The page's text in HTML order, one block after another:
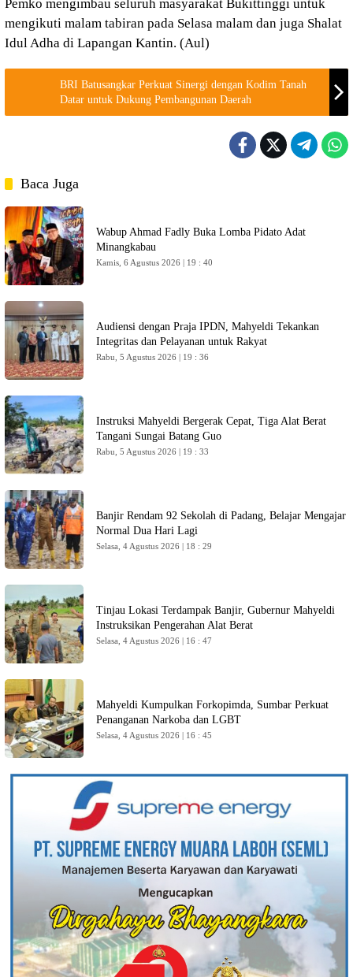
Pemko mengimbau seluruh masyarakat Bukittinggi untuk
mengikuti malam tabiran pada Selasa malam dan juga Shalat
Idul Adha di Lapangan Kantin. (Aul)
BRI Batusangkar Perkuat Sinergi dengan Kodim Tanah
Datar untuk Dukung Pembangunan Daerah
Baca Juga
Wabup Ahmad Fadly Buka Lomba Pidato Adat
Minangkabau
Kamis, 6 Agustus 2026 | 19 : 40
Audiensi dengan Praja IPDN, Mahyeldi Tekankan
Integritas dan Pelayanan untuk Rakyat
Rabu, 5 Agustus 2026 | 19 : 36
Instruksi Mahyeldi Bergerak Cepat, Tiga Alat Berat
Tangani Sungai Batang Guo
Rabu, 5 Agustus 2026 | 19 : 33
Banjir Rendam 92 Sekolah di Padang, Belajar Mengajar
Normal Dua Hari Lagi
Selasa, 4 Agustus 2026 | 18 : 29
Tinjau Lokasi Terdampak Banjir, Gubernur Mahyeldi
Instruksikan Pengerahan Alat Berat
Selasa, 4 Agustus 2026 | 16 : 47
Mahyeldi Kumpulkan Forkopimda, Sumbar Perkuat
Penanganan Narkoba dan LGBT
Selasa, 4 Agustus 2026 | 16 : 45